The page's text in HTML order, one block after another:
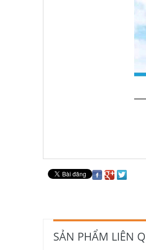
SẢN PHẨM LIÊN